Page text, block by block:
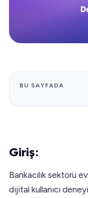
BU SAYFADA
Giriş:
Bankacılık sektörü
dijital kullanıcı